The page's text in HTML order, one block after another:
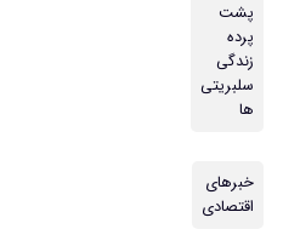
پشت
پرده
زندگی
سلبریتی
ها
خبرهای
اقتصادی